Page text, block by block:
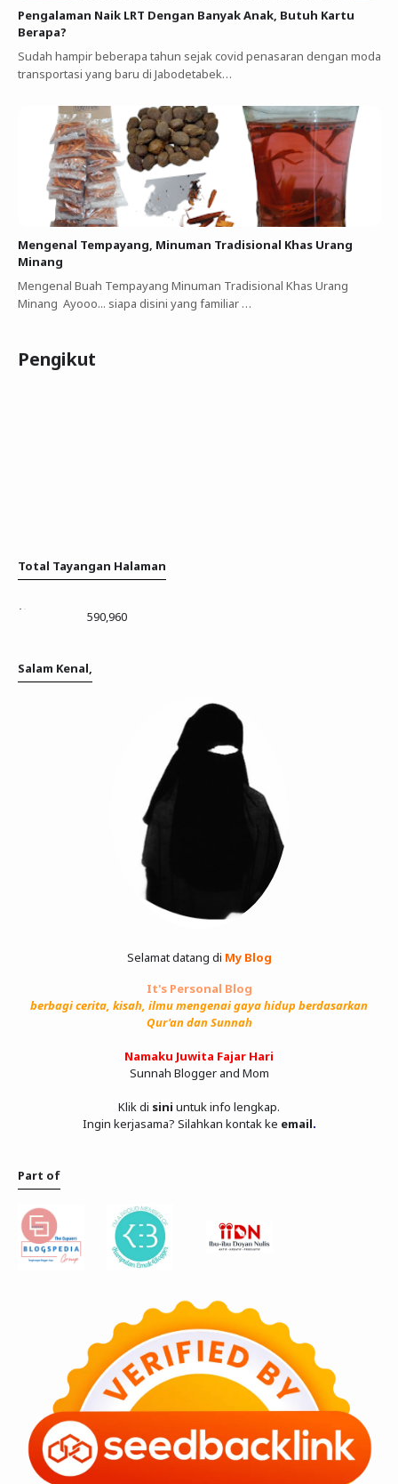
Pengalaman Naik LRT Dengan Banyak Anak, Butuh Kartu
Berapa?
Sudah hampir beberapa tahun sejak covid penasaran dengan moda
transportasi yang baru di Jabodetabek…
Mengenal Tempayang, Minuman Tradisional Khas Urang
Minang
Mengenal Buah Tempayang Minuman Tradisional Khas Urang
Minang Ayooo... siapa disini yang familiar …
Pengikut
Total Tayangan Halaman
590,960
Salam Kenal,
Selamat datang di My Blog
It's Personal Blog
berbagi cerita, kisah, ilmu mengenai gaya hidup berdasarkan
Qur'an dan Sunnah
Namaku Juwita Fajar Hari
Sunnah Blogger and Mom
Klik di sini untuk info lengkap.
Ingin kerjasama? Silahkan kontak ke email.
Part of